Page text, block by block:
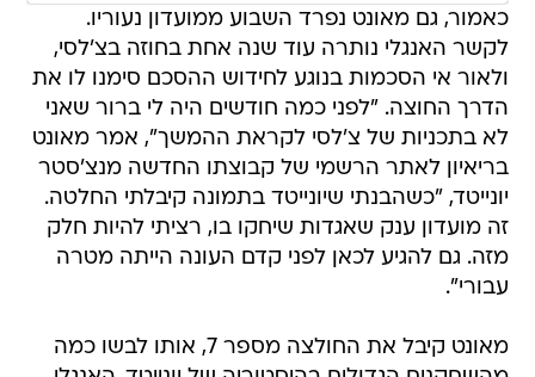
כאמור, גם מאונט נפרד השבוע ממועדון נעוריו.
לקשר האנגלי נותרה עוד שנה אחת בחוזה בצ'לסי,
ולאור אי הסכמות בנוגע לחידוש ההסכם סימנו לו את
הדרך החוצה. "לפני כמה חודשים היה לי ברור שאני
לא בתכניות של צ'לסי לקראת ההמשך", אמר מאונט
בריאיון לאתר הרשמי של קבוצתו החדשה מנצ'סטר
יונייטד, "כשהבנתי שיונייטד בתמונה קיבלתי החלטה.
זה מועדון ענק שאגדות שיחקו בו, רציתי להיות חלק
מזה. גם להגיע לכאן לפני קדם העונה הייתה מטרה
עבורי".
מאונט קיבל את החולצה מספר 7, אותו לבשו כמה